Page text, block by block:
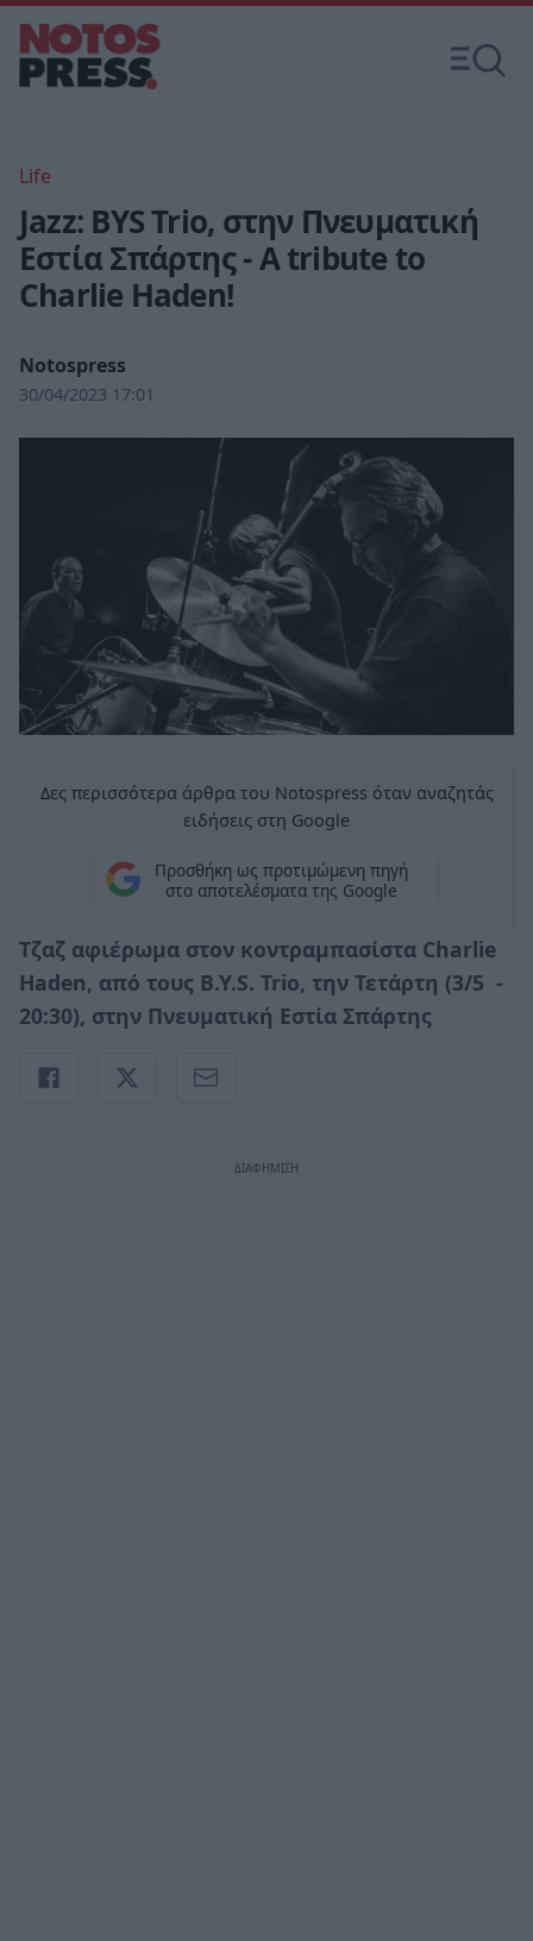
Life
Jazz: BYS Trio, στην Πνευματική
Εστία Σπάρτης - A tribute to
Charlie Haden!
Notospress
30/04/2023 17:01
Δες περισσότερα άρθρα του Notospress όταν αναζητάς
ειδήσεις στη Google
Προσθήκη ως προτιμώμενη πηγή
στα αποτελέσματα της Google
Τζαζ αφιέρωμα στον κοντραμπασίστα Charlie
Haden, από τους B.Y.S. Trio, την Τετάρτη (3/5 -
20:30), στην Πνευματική Εστία Σπάρτης